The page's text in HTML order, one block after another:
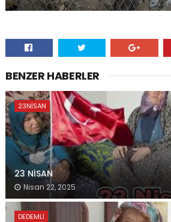
BENZER HABERLER
23NISAN
23 NİSAN
Nisan 22, 2025
DEDEMLI